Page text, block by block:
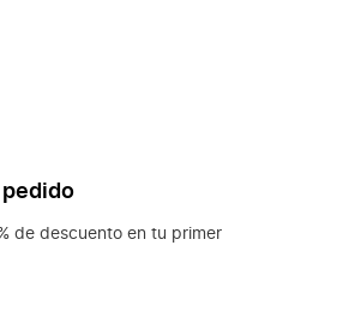
pedido
de descuento en tu primer